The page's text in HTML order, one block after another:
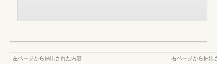
左ページから抽出された内容
右ページから抽出